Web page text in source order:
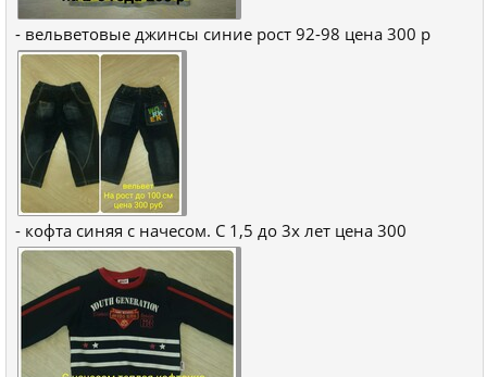
- вельветовые джинсы синие рост 92-98 цена 300 р
- кофта синяя с начесом. С 1,5 до 3х лет цена 300